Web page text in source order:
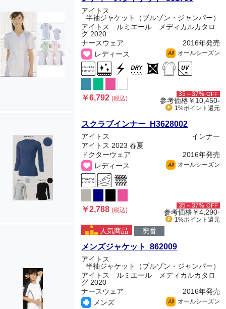
アイトス
半袖ジャケット（ブルゾン・ジャンパー）
アイトス ルミエール メディカルカタロ
グ 2020
ナースウェア
2016年発売
レディース
All オールシーズン
￥6,792(税込)
35～37% OFF
参考価格￥10,450-
1%ポイント 還元
スクラブインナー H3628002
アイトス
インナー
アイトス 2023 春夏
ドクターウェア
2016年発売
レディース
All オールシーズン
￥2,788(税込)
35～37% OFF
参考価格￥4,290-
1%ポイント 還元
人気商品 廃番
メンズジャケット 862009
アイトス
半袖ジャケット（ブルゾン・ジャンパー）
アイトス ルミエール メディカルカタロ
グ 2020
ナースウェア
2016年発売
メンズ
All オールシーズン